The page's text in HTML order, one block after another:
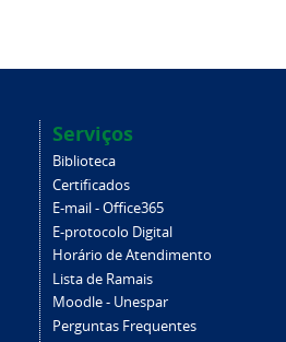
Serviços
Biblioteca
Certificados
E-mail - Office365
E-protocolo Digital
Horário de Atendimento
Lista de Ramais
Moodle - Unespar
Perguntas Frequentes